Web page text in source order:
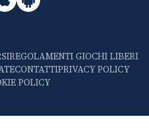
REGOLAMENTI GIOCHI LIBERI
CONTATTIPRIVACY POLICY
POLICY